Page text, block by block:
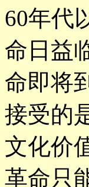
60年代
命日益
命即将
接受的
文化价
革命只